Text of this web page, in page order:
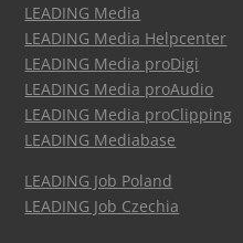
LEADING Media
LEADING Media Helpcenter
LEADING Media proDigi
LEADING Media proAudio
LEADING Media proClipping
LEADING Mediabase
LEADING Job Poland
LEADING Job Czechia